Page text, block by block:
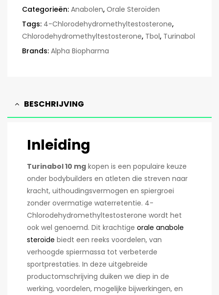
Categorieën: Anabolen, Orale Steroïden
Tags: 4-Chlorodehydromethyltestosterone,
Chlorodehydromethyltestosterone, Tbol, Turinabol
Brands: Alpha Biopharma
BESCHRIJVING
Inleiding
Turinabol 10 mg kopen is een populaire keuze
onder bodybuilders en atleten die streven naar
kracht, uithoudingsvermogen en spiergroei
zonder overmatige waterretentie. 4-
Chlorodehydromethyltestosterone wordt het
ook wel genoemd. Dit krachtige orale anabole
steroïde biedt een reeks voordelen, van
verhoogde spiermassa tot verbeterde
sportprestaties. In deze uitgebreide
productomschrijving duiken we diep in de
werking, voordelen, mogelijke bijwerkingen, en